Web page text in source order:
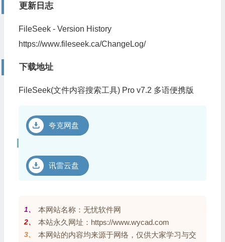
更新日志
FileSeek - Version History
https://www.fileseek.ca/ChangeLog/
下载地址
FileSeek(文件内容搜索工具) Pro v7.2 多语便携版
夸克网盘
讯雷云盘
1、 本网站名称：无忧软件网
2、 本站永久网址：https://www.wycad.com
3、
本网站的内容均来源于网络，仅供大家学习与交